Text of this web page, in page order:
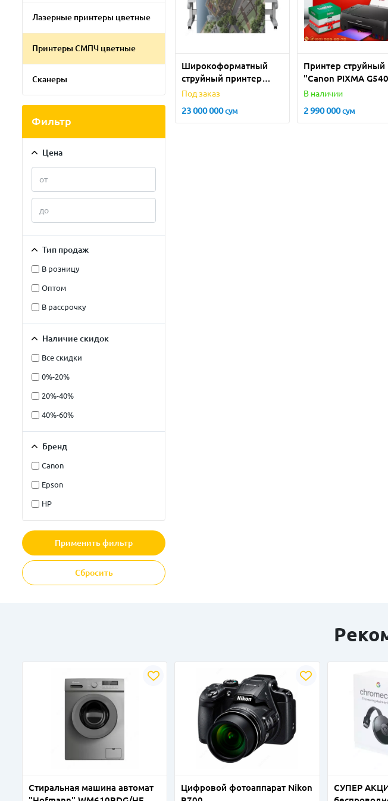
Лазерные принтеры цветные
Принтеры СМПЧ цветные
Сканеры
Фильтр
Цена
Тип продаж
В розницу
Оптом
В рассрочку
Наличие скидок
Все скидки
0%-20%
20%-40%
40%-60%
Бренд
Canon
Epson
HP
Применить фильтр
Сбросить
Широкоформатный
струйный принтер
Epson SureColor SC-
Под заказ
23 000 000сум
Принтер струйный
"Canon PIXMA
(Черный)
В наличии
2 990 000сум
Стиральная машина автомат
Цифровой фотоаппарат Nikon
СУПЕР